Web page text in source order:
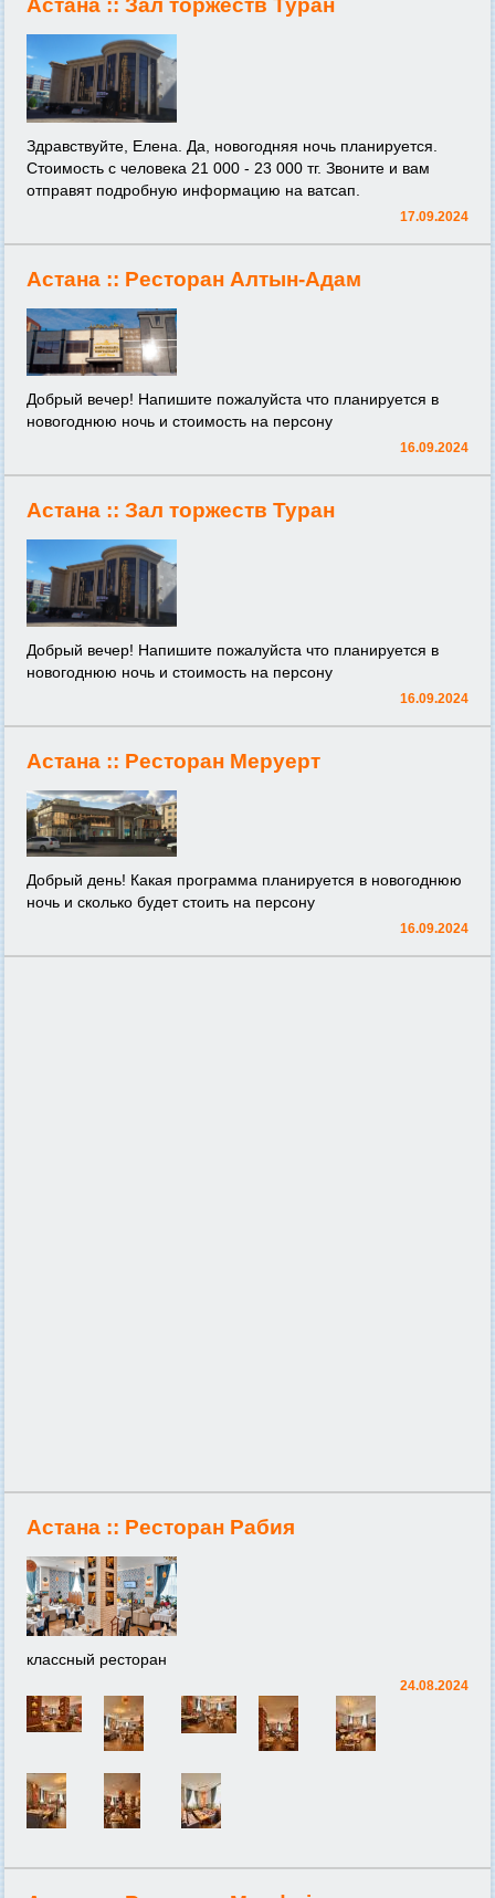
Астана :: Зал торжеств Туран
Здравствуйте, Елена. Да, новогодняя ночь планируется.
Стоимость с человека 21 000 - 23 000 тг. Звоните и вам
отправят подробную информацию на ватсап.
17.09.2024
Астана :: Ресторан Алтын-Адам
Добрый вечер! Напишите пожалуйста что планируется в
новогоднюю ночь и стоимость на персону
16.09.2024
Астана :: Зал торжеств Туран
Добрый вечер! Напишите пожалуйста что планируется в
новогоднюю ночь и стоимость на персону
16.09.2024
Астана :: Ресторан Меруерт
Добрый день! Какая программа планируется в новогоднюю
ночь и сколько будет стоить на персону
16.09.2024
Астана :: Ресторан Рабия
классный ресторан
24.08.2024